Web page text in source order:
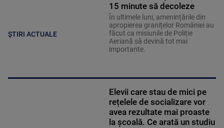
ȘTIRI ACTUALE
15 minute să decoleze
În ultimele luni, amenințările din
apropierea granițelor României au
făcut ca misiunile de Poliție
Aeriană să devină tot mai
importante.
Elevii care stau de mici pe
rețelele de socializare vor
avea rezultate mai proaste
la școală. Ce arată un studiu